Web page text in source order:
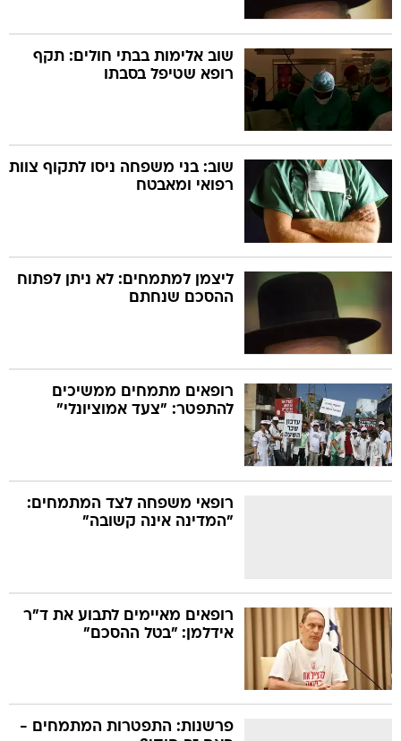
שוב אלימות בבתי חולים: תקף
רופא שטיפל בסבתו
שוב: בני משפחה ניסו לתקוף צוות
רפואי ומאבטח
ליצמן למתמחים: לא ניתן לפתוח
ההסכם שנחתם
רופאים מתמחים ממשיכים
להתפטר: "צעד אמוציונלי"
רופאי משפחה לצד המתמחים:
"המדינה אינה קשובה"
רופאים מאיימים לתבוע את ד"ר
אידלמן: "בטל ההסכם"
פרשנות: התפטרות המתמחים -